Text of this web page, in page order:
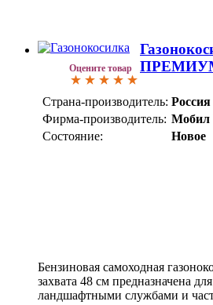
Оцените товар
Страна-производитель: Россия
Фирма-производитель: Мобил
Состояние:
Новое
Бензиновая самоходная
захвата 48 см предназначена
ландшафтными службами и